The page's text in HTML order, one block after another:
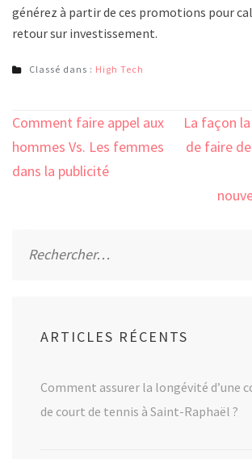
générez à partir de ces promotions pour
retour sur investissement.
Classé dans : High Tech
Navigation
de
l’article
Comment faire appel aux
hommes Vs. Les femmes
dans la publicité
La façon
de faire de
ARTICLES RÉCENTS
Comment assurer la longévité d’une
de court de tennis à Saint-Raphaël ?